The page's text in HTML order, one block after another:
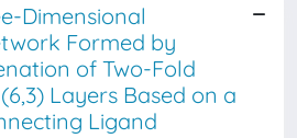
Dimensional
Formed by
of Two-Fold
Layers Based on a
Ligand